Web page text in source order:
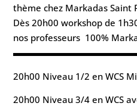
thème chez Markadas Saint
Dès 20h00 workshop de
nos professeurs 100%
20h00 Niveau 1/2 en WCS
20h00 Niveau 3/4 en WCS